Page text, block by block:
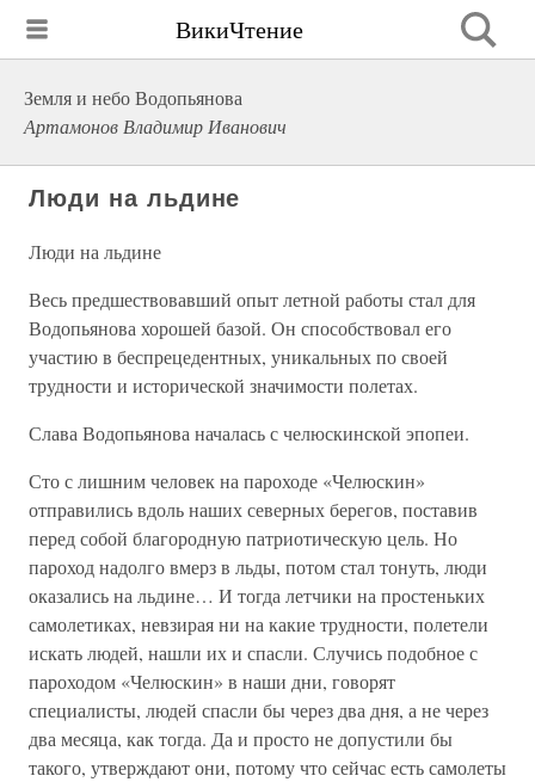
ВикиЧтение
Земля и небо Водопьянова
Артамонов Владимир Иванович
Люди на льдине
Люди на льдине
Весь предшествовавший опыт летной работы стал для
Водопьянова хорошей базой. Он способствовал его
участию в беспрецедентных, уникальных по своей
трудности и исторической значимости полетах.
Слава Водопьянова началась с челюскинской эпопеи.
Сто с лишним человек на пароходе «Челюскин»
отправились вдоль наших северных берегов, поставив
перед собой благородную патриотическую цель. Но
пароход надолго вмерз в льды, потом стал тонуть, люди
оказались на льдине… И тогда летчики на простеньких
самолетиках, невзирая ни на какие трудности, полетели
искать людей, нашли их и спасли. Случись подобное с
пароходом «Челюскин» в наши дни, говорят
специалисты, людей спасли бы через два дня, а не через
два месяца, как тогда. Да и просто не допустили бы
такого, утверждают они, потому что сейчас есть самолеты